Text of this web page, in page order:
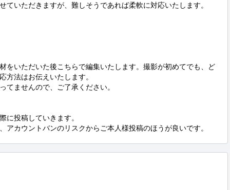
ていただきますが、難しそうであれば柔軟に対応いたします。
をいただいた後こちらで編集いたします。撮影が初めてでも、ど
方法はお伝えいたします。
ませんので、ご了承ください。
に投稿していきます。
カウントバンのリスクからご本人様投稿のほうが良いです。